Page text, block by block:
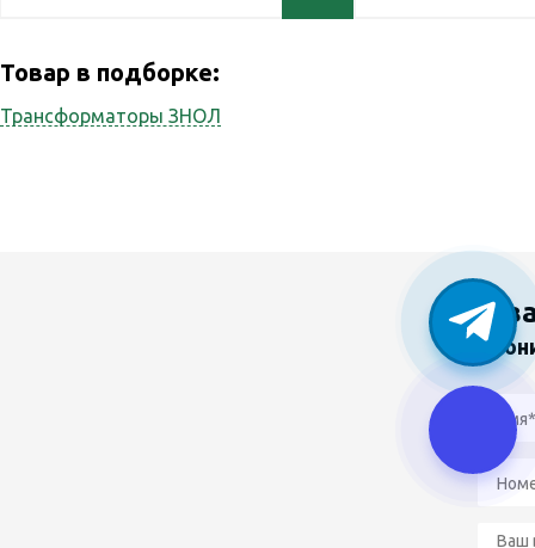
Товар в подборке:
Трансформаторы ЗНОЛ
У